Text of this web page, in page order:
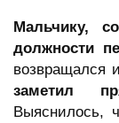
Мальчику,
должности
возвращался
заметил
Выяснилось,